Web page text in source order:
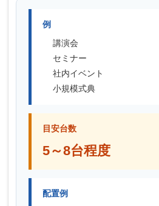
例
講演会
セミナー
社内イベント
小規模式典
目安台数
5～8台程度
配置例